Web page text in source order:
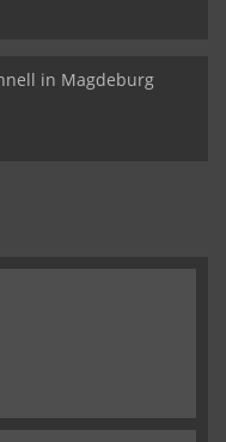
in Magdeburg